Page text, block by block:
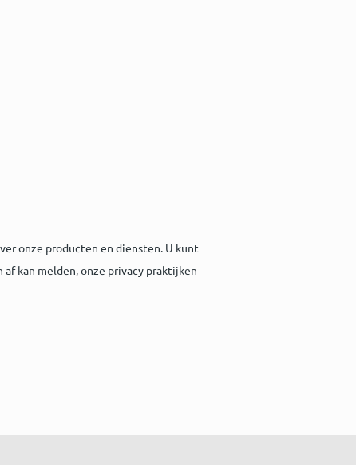
onze producten en diensten. U kunt
kan melden, onze privacy praktijken